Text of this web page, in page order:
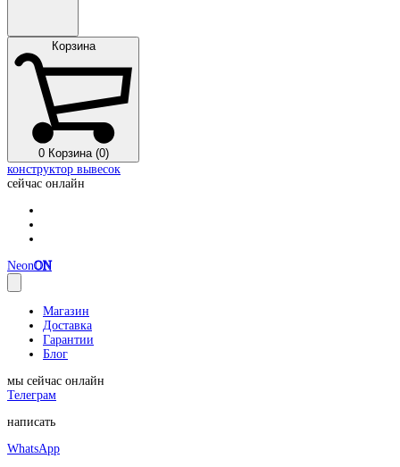
Корзина
0 Корзина (0)
конструктор вывесок
сейчас онлайн
NeonON
Магазин
Доставка
Гарантии
Блог
мы сейчас онлайн
Телеграм
написать
WhatsApp